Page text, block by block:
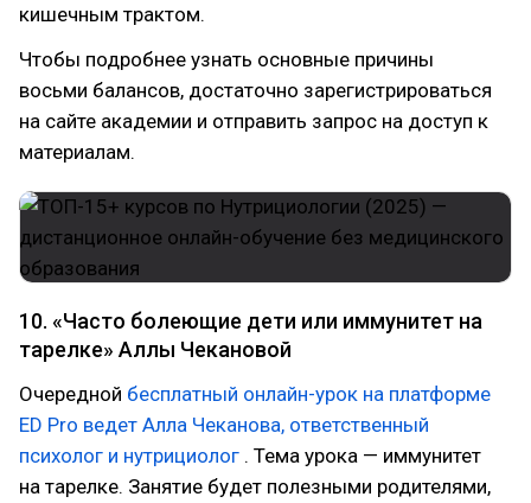
кишечным трактом.
Чтобы подробнее узнать основные причины
восьми балансов, достаточно зарегистрироваться
на сайте академии и отправить запрос на доступ к
материалам.
10. «Часто болеющие дети или иммунитет на
тарелке» Аллы Чекановой
Очередной бесплатный онлайн-урок на платформе
ED Pro ведет Алла Чеканова, ответственный
психолог и нутрициолог . Тема урока — иммунитет
на тарелке. Занятие будет полезными родителями,